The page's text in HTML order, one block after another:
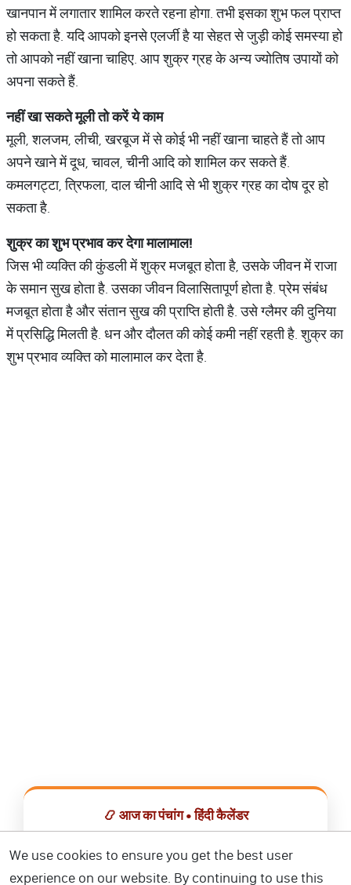
खानपान में लगातार शामिल करते रहना होगा. तभी इसका शुभ फल प्राप्त
हो सकता है. यदि आपको इनसे एलर्जी है या सेहत से जुड़ी कोई समस्या हो
तो आपको नहीं खाना चाहिए. आप शुक्र ग्रह के अन्य ज्योतिष उपायों को
अपना सकते हैं.
नहींखासकतेमूलीतोकरेंयेकाम
मूली, शलजम, लीची, खरबूज में से कोई भी नहीं खाना चाहते हैं तो आप
अपने खाने में दूध, चावल, चीनी आदि को शामिल कर सकते हैं.
कमलगट्टा, त्रिफला, दाल चीनी आदि से भी शुक्र ग्रह का दोष दूर हो
सकता है.
शुक्रकाशुभप्रभावकरदेगामालामाल!
जिस भी व्यक्ति की कुंडली में शुक्र मजबूत होता है, उसके जीवन में राजा
के समान सुख होता है. उसका जीवन विलासितापूर्ण होता है. प्रेम संबंध
मजबूत होता है और संतान सुख की प्राप्ति होती है. उसे ग्लैमर की दुनिया
में प्रसिद्धि मिलती है. धन और दौलत की कोई कमी नहीं रहती है. शुक्र का
शुभ प्रभाव व्यक्ति को मालामाल कर देता है.
📿 आज का पंचांग • हिंदी कैलेंडर
We use cookies to ensure you get the best user
experience on our website. By continuing to use this